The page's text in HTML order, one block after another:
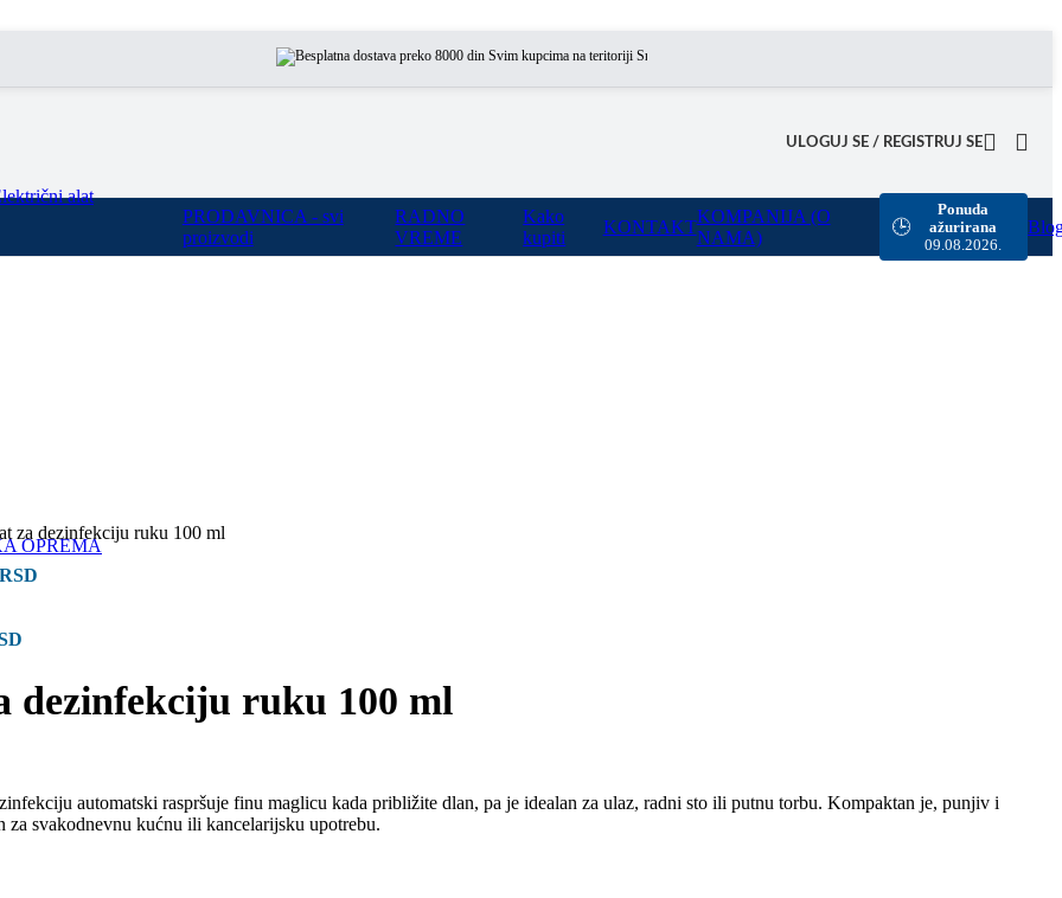
Svim kupcima na teritoriji Srbije omogućili smo besplatnu dostavu za sve porudžbine sa našeg sajta u
ULOGUJ SE / REGISTRUJ SE
alat
OPREMA
PRODAVNICA - svi
proizvodi
RADNO
VREME
Kako
kupiti
KONTAKT
KOMPANIJA (O
NAMA)
🕒
Ponuda
ažurirana
09.08.2026.
za dezinfekciju ruku 100 ml
RSD
dezinfekciju ruku 100 ml
automatski raspršuje finu maglicu kada približite dlan, pa je idealan za ulaz, radni sto ili putnu torbu. Kompaktan je, punjiv i
svakodnevnu kućnu ili kancelarijsku upotrebu.